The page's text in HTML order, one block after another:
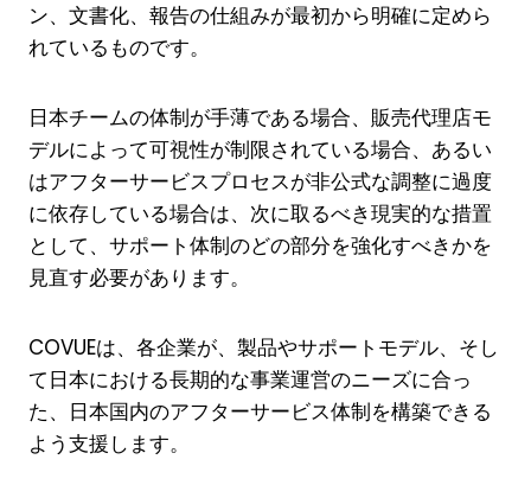
ン、文書化、報告の仕組みが最初から明確に定めら
れているものです。
日本チームの体制が手薄である場合、販売代理店モ
デルによって可視性が制限されている場合、あるい
はアフターサービスプロセスが非公式な調整に過度
に依存している場合は、次に取るべき現実的な措置
として、サポート体制のどの部分を強化すべきかを
見直す必要があります。
COVUEは、各企業が、製品やサポートモデル、そし
て日本における長期的な事業運営のニーズに合っ
た、日本国内のアフターサービス体制を構築できる
よう支援します。